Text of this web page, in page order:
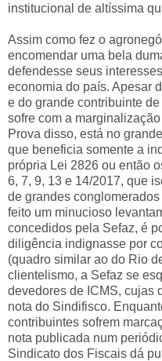
institucional de altíssima
Assim como fez o
encomendar uma bela
defendesse seus
economia do país. Apesar
e do grande contribuinte
sofre com a
Prova disso, está no
que beneficia somente a
própria Lei 2826 ou então
6, 7, 9, 13 e 14/2017, que
de grandes
feito um minucioso
concedidos pela Sefaz, é
diligência indignasse por
(quadro similar ao do Rio
clientelismo, a Sefaz se
devedores de ICMS, cujas
nota do Sindifisco.
contribuintes sofrem
nota publicada num
Sindicato dos Fiscais dá